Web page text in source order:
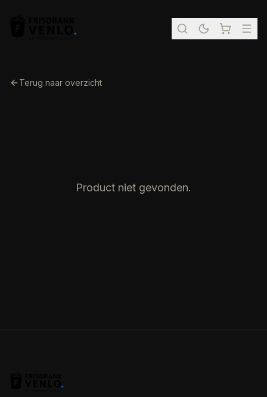
Terug naar overzicht
Product niet gevonden.